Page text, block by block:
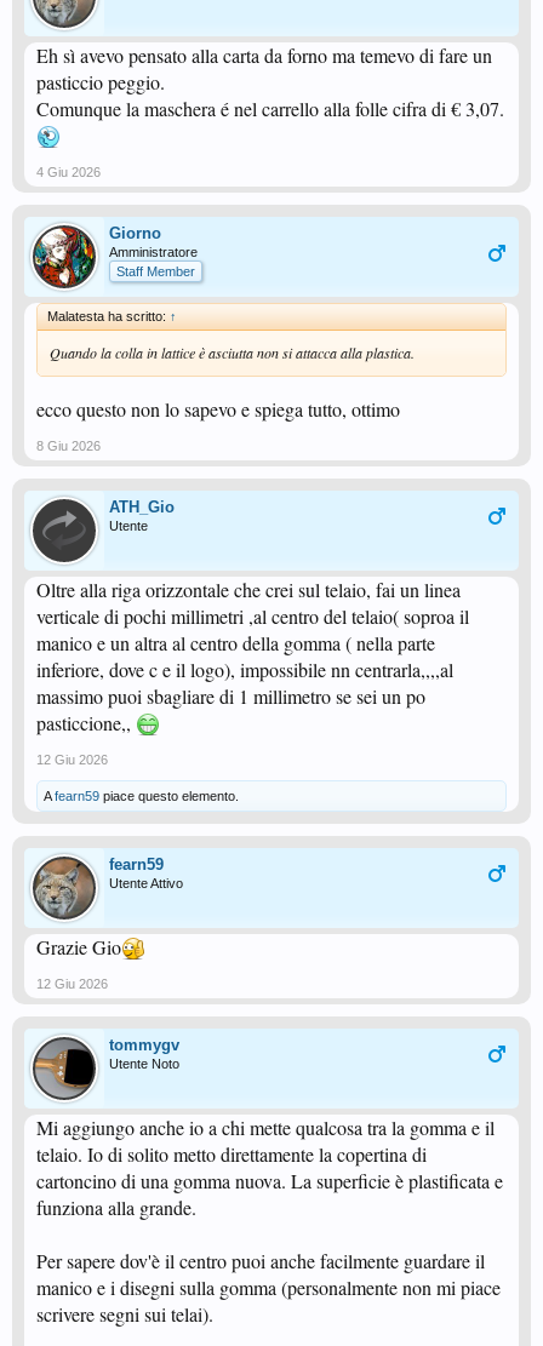
Eh sì avevo pensato alla carta da forno ma temevo di fare un
pasticcio peggio.
Comunque la maschera é nel carrello alla folle cifra di € 3,07.
4 Giu 2026
Giorno
Amministratore
Staff Member
Malatesta ha scritto: ↑
Quando la colla in lattice è asciutta non si attacca alla plastica.
ecco questo non lo sapevo e spiega tutto, ottimo
8 Giu 2026
ATH_Gio
Utente
Oltre alla riga orizzontale che crei sul telaio, fai un linea
verticale di pochi millimetri ,al centro del telaio( soproa il
manico e un altra al centro della gomma ( nella parte
inferiore, dove c e il logo), impossibile nn centrarla,,,,al
massimo puoi sbagliare di 1 millimetro se sei un po
pasticcione,,
12 Giu 2026
Afearn59 piace questo elemento.
fearn59
Utente Attivo
Grazie Gio
12 Giu 2026
tommygv
Utente Noto
Mi aggiungo anche io a chi mette qualcosa tra la gomma e il
telaio. Io di solito metto direttamente la copertina di
cartoncino di una gomma nuova. La superficie è plastificata e
funziona alla grande.
Per sapere dov'è il centro puoi anche facilmente guardare il
manico e i disegni sulla gomma (personalmente non mi piace
scrivere segni sui telai).